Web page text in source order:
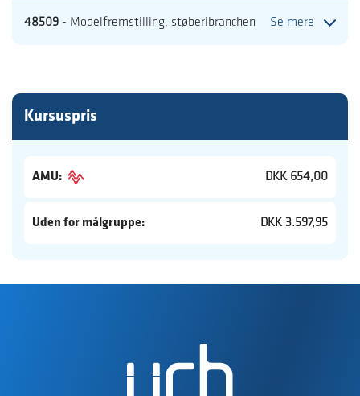
48509 - Modelfremstilling, støberibranchen Se mere
Kursuspris
AMU: DKK 654,00
Uden for målgruppe: DKK 3.597,95